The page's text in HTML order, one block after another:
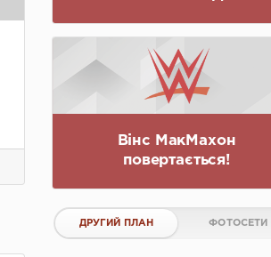
Вінс МакМахон
повертається!
ДРУГИЙ ПЛАН ФОТОСЕТИ